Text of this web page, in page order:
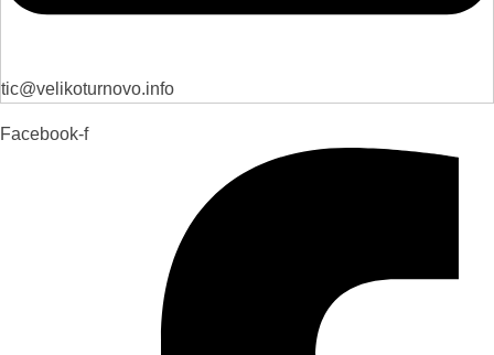
tic@velikoturnovo.info
Facebook-f